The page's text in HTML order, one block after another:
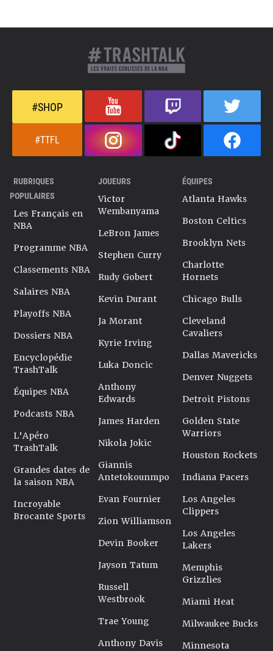
#SHOP
#TTFL
RUBRIQUES
POPULAIRES
Les Français en
NBA
Programme NBA
Classements NBA
Salaires NBA
Playoffs NBA
Dossiers NBA
Encyclopédie
TrashTalk
Équipes NBA
Podcasts NBA
L'Apéro
TrashTalk
Grandes dates de
la saison NBA
Incroyable
Brocante Sports
JOUEURS
Victor
Wembanyama
LeBron James
Stephen Curry
Rudy Gobert
Kevin Durant
Ja Morant
Kyrie Irving
Luka Doncic
Anthony
Edwards
James Harden
Nikola Jokic
Giannis
Antetokounmpo
Evan Fournier
Zion Williamson
Devin Booker
Jayson Tatum
Russell
Westbrook
Trae Young
Anthony Davis
ÉQUIPES
Atlanta Hawks
Boston Celtics
Brooklyn Nets
Charlotte
Hornets
Chicago Bulls
Cleveland
Cavaliers
Dallas Mavericks
Denver Nuggets
Detroit Pistons
Golden State
Warriors
Houston Rockets
Indiana Pacers
Los Angeles
Clippers
Los Angeles
Lakers
Memphis
Grizzlies
Miami Heat
Milwaukee Bucks
Minnesota